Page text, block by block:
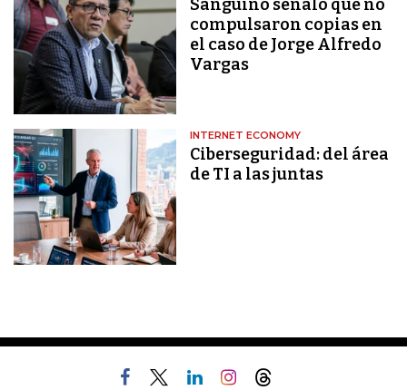
Sanguino señaló que no
compulsaron copias en
el caso de Jorge Alfredo
Vargas
INTERNET ECONOMY
Ciberseguridad: del área
de TI a las juntas